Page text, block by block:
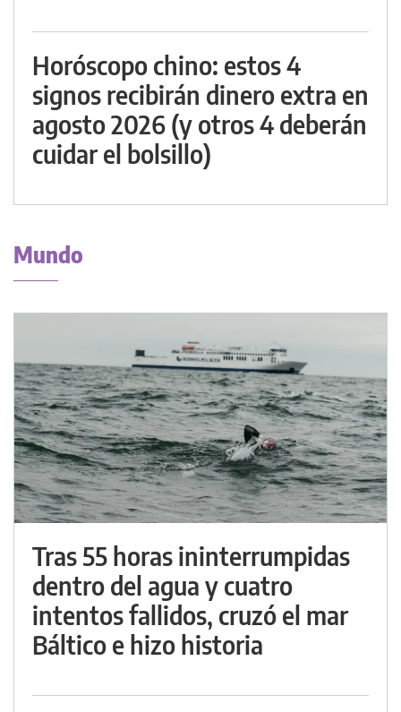
Horóscopo chino: estos 4
signos recibirán dinero extra en
agosto 2026 (y otros 4 deberán
cuidar el bolsillo)
Mundo
Tras 55 horas ininterrumpidas
dentro del agua y cuatro
intentos fallidos, cruzó el mar
Báltico e hizo historia